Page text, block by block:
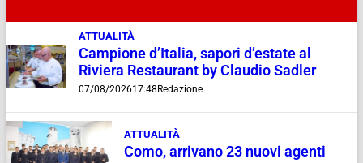
ATTUALITÀ
Campione d’Italia, sapori d’estate al
Riviera Restaurant by Claudio Sadler
07/08/202617:48 Redazione
ATTUALITÀ
Como, arrivano 23 nuovi agenti